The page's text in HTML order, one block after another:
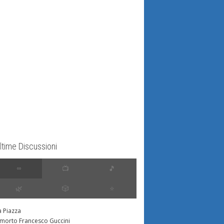
Discussioni
∞ 📺 🎵
🌿 🎲 ⭐️
Piazza
Francesco Guccini